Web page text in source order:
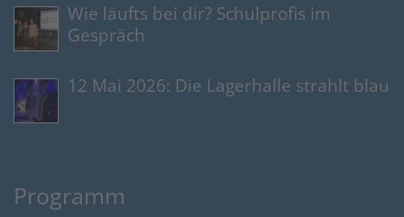
Wie läufts bei dir? Schulprofis im
Gespräch
12 Mai 2026: Die Lagerhalle strahlt blau
Programm